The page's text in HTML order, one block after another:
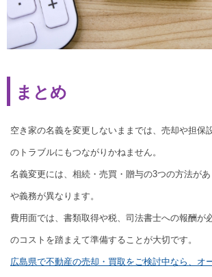
まとめ
空き家の名義を変更しないままでは、売却や担保
のトラブルにもつながりかねません。
名義変更には、相続・売買・贈与の3つの方法が
や義務が異なります。
費用面では、書類取得や税、司法書士への報酬が
のコストを踏まえて準備することが大切です。
広島県で不動産の売却・買取をご検討中なら、オ